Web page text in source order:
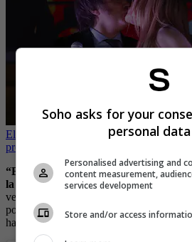
Ella es Fátima, la sexy actriz que es
presidente de Argentina
“Es hora de decir adiós al hockey
la página y pasar al siguiente capítulo
vez no será mi foco número uno. Estoy
porque todo lo que me has enseñado me
hace poco la deportista durante una
Soho asks for your
personal
Personalised advertising and
content measurement,
services development
Store and/or access